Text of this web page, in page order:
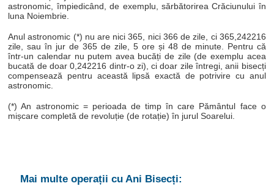
astronomic, împiedicând, de exemplu, sărbătorirea Crăciunului în
luna Noiembrie.
Anul astronomic (*) nu are nici 365, nici 366 de zile, ci 365,242216
zile, sau în jur de 365 de zile, 5 ore și 48 de minute. Pentru că
într-un calendar nu putem avea bucăți de zile (de exemplu acea
bucată de doar 0,242216 dintr-o zi), ci doar zile întregi, anii bisecți
compensează pentru această lipsă exactă de potrivire cu anul
astronomic.
(*) An astronomic = perioada de timp în care Pământul face o
mișcare completă de revoluție (de rotație) în jurul Soarelui.
Mai multe operații cu Ani Bisecți: